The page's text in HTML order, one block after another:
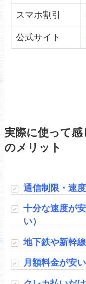
スマホ割引
公式サイト
実際に使って
のメリット
通信制限・速
十分な速度が
い）
地下鉄や新幹
月額料金が安い